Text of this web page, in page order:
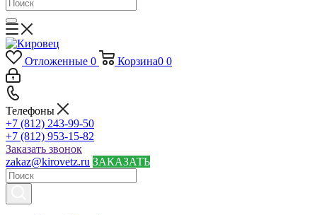
Отложенные 0 Корзина0 0
Телефоны
+7 (812) 243-99-50
+7 (812) 953-15-82
Заказать звонок
zakaz@kirovetz.ru ЗАКАЗАТЬ